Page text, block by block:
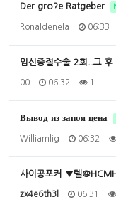
Der gro?e Ratgeber
Ronaldenela 06:33
임신중절수술 2회..그
00 06:32 1
Вывод из запоя цена
Williamlig 06:32
사이공포커 ▼텔
zx4e6th3l 06:31